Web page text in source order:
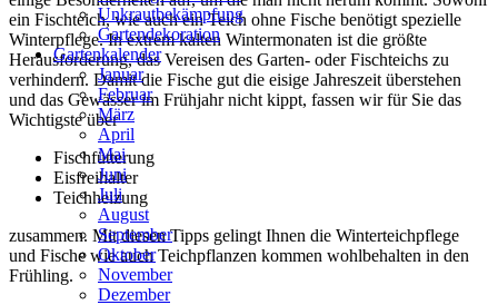
Unkrautbekämpfung
Gartendekoration
Gartenkalender
Januar
Februar
März
April
Mai
Juni
Juli
August
September
Oktober
November
Dezember
ein Fischteich, wie auch ein Teich ohne Fische benötigt spezielle
Winterpflege. In extrem kalten Wintermonaten ist die größte
Herausforderung, das Vereisen des Garten- oder Fischteichs zu
verhindern. Damit die Fische gut die eisige Jahreszeit überstehen
und das Gewässer im Frühjahr nicht kippt, fassen wir für Sie das
Wichtigste über
Fischfütterung
Eisfreihalter
Teichheizung
zusammen. Mit diesen Tipps gelingt Ihnen die Winterteichpflege
und Fische wie auch Teichpflanzen kommen wohlbehalten in den
Frühling.